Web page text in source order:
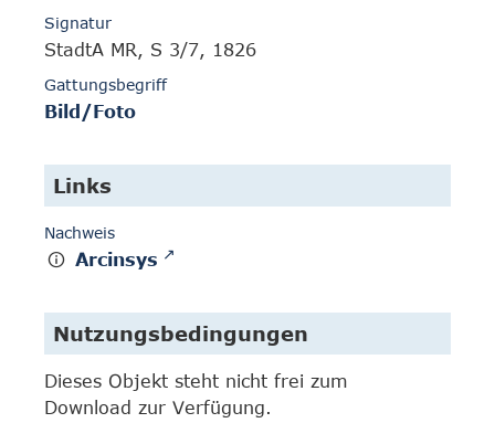
Signatur
StadtA MR, S 3/7, 1826
Gattungsbegriff
Bild/Foto
Links
Nachweis
Arcinsys
Nutzungsbedingungen
Dieses Objekt steht nicht frei zum
Download zur Verfügung.